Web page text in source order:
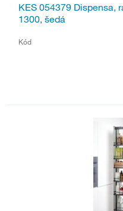
KES 054379 Dispensa,
1300, šedá
Kód